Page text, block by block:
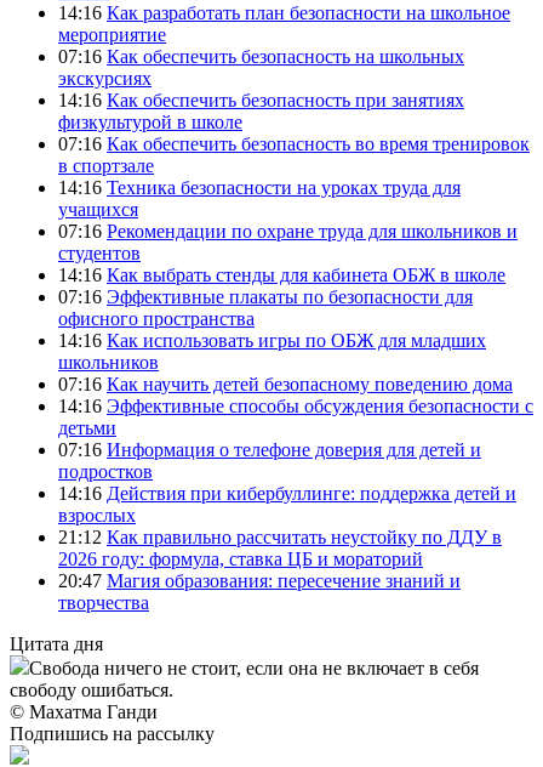
14:16 Как разработать план безопасности на школьное
мероприятие
07:16 Как обеспечить безопасность на школьных
экскурсиях
14:16 Как обеспечить безопасность при занятиях
физкультурой в школе
07:16 Как обеспечить безопасность во время тренировок
в спортзале
14:16 Техника безопасности на уроках труда для
учащихся
07:16 Рекомендации по охране труда для школьников и
студентов
14:16 Как выбрать стенды для кабинета ОБЖ в школе
07:16 Эффективные плакаты по безопасности для
офисного пространства
14:16 Как использовать игры по ОБЖ для младших
школьников
07:16 Как научить детей безопасному поведению дома
14:16 Эффективные способы обсуждения безопасности с
детьми
07:16 Информация о телефоне доверия для детей и
подростков
14:16 Действия при кибербуллинге: поддержка детей и
взрослых
21:12 Как правильно рассчитать неустойку по ДДУ в
2026 году: формула, ставка ЦБ и мораторий
20:47 Магия образования: пересечение знаний и
творчества
Цитата дня
Свобода ничего не стоит, если она не включает в себя
свободу ошибаться.
© Махатма Ганди
Подпишись на рассылку